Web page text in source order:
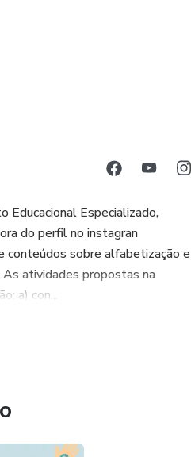
em sala de aula, economizando
na neurociência e
Educacional Especializado,
do perfil no instagran
conteúdos sobre alfabetização e
As atividades propostas na
a) con...